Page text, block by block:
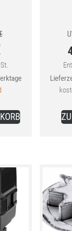
Ursprünglicher
war:
25,35 €